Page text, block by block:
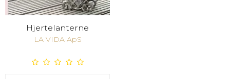
Hjertelanterne
LA VIDA ApS